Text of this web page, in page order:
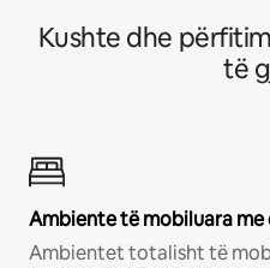
Kushte dhe
të
Ambiente të mobiluara me
Ambientet totalisht të